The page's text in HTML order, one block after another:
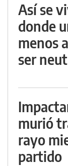
Así se
donde
menos
ser
murió
rayo
partido